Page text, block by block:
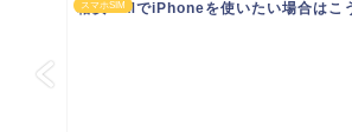
スマホSIM
格安SIMでiPhoneを使いたい場合はこ